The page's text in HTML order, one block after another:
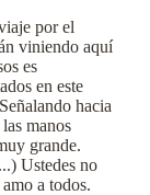
por el
viniendo aquí
es
en este
hacia
manos
grande.
Ustedes no
a todos.